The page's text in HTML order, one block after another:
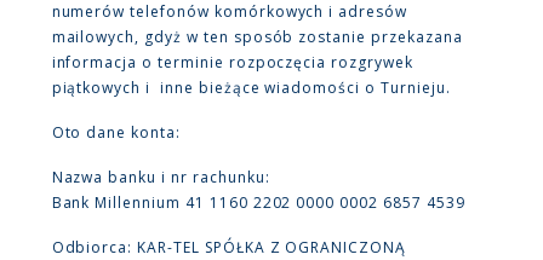
numerów telefonów komórkowych i adresów
mailowych, gdyż w ten sposób zostanie przekazana
informacja o terminie rozpoczęcia rozgrywek
piątkowych i inne bieżące wiadomości o Turnieju.
Oto dane konta:
Nazwa banku i nr rachunku:
Bank Millennium 41 1160 2202 0000 0002 6857 4539
Odbiorca: KAR-TEL SPÓŁKA Z OGRANICZONĄ